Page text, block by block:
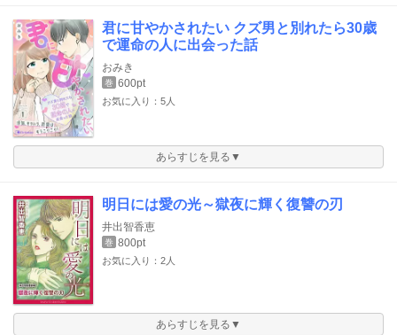
君に甘やかされたい クズ男と別れたら30歳
で運命の人に出会った話
おみき
巻 600pt
お気に入り：5人
あらすじを見る▼
明日には愛の光～獄夜に輝く復讐の刃
井出智香恵
巻 800pt
お気に入り：2人
あらすじを見る▼